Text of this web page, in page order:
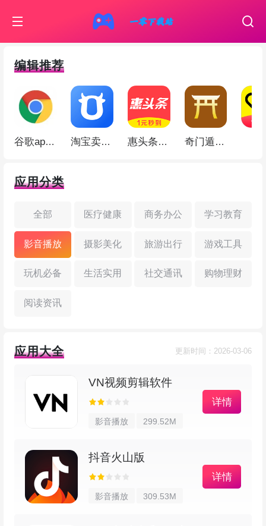
编辑推荐
谷歌app(Google Chrome) 淘宝卖家版app 惠头条app 奇门遁甲app
应用分类
全部 医疗健康 商务办公 学习教育
影音播放 摄影美化 旅游出行 游戏工具
玩机必备 生活实用 社交通讯 购物理财
阅读资讯
应用大全 更新时间：2026-03-06
VN视频剪辑软件
影音播放 299.52M
详情
抖音火山版
影音播放 309.53M
详情